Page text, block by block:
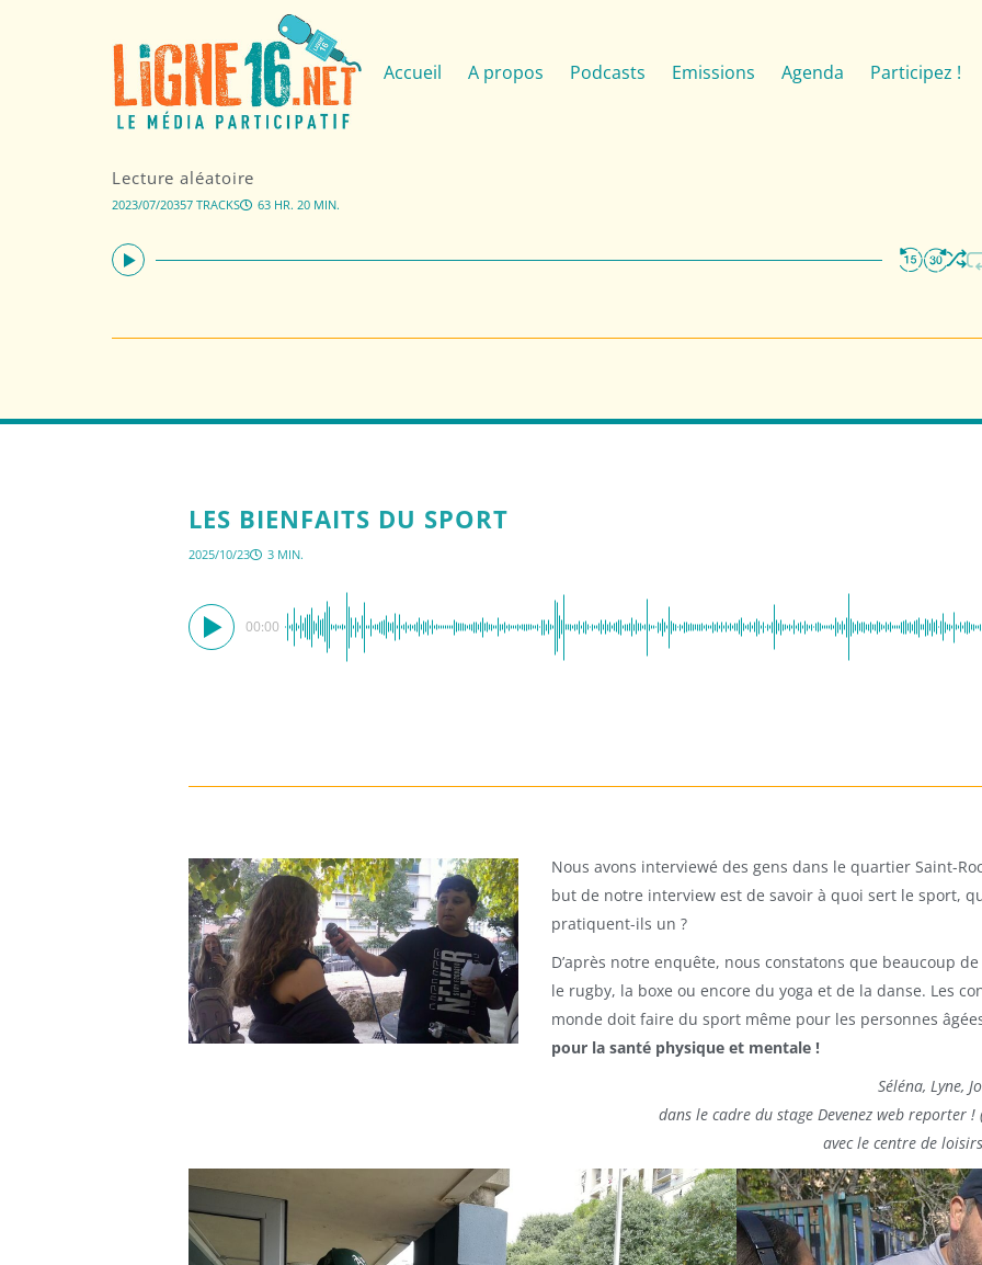
Accueil A propos Podcasts Emissions Agenda Participez !
Lecture aléatoire
2023/07/20357 TRACKS 63 HR. 20 MIN.
LES BIENFAITS DU SPORT
2025/10/23 3 MIN.
00:00
Nous avons interviewé des gens dans le quartier Saint-
but de notre interview est de savoir à quoi sert le sport,
pratiquent-ils un ?
D’après notre enquête, nous constatons que beaucoup
le rugby, la boxe ou encore du yoga et de la danse. Les
monde doit faire du sport même pour les personnes
pour la santé physique et mentale !
Séléna, Lyne,
dans le cadre du stage Devenez web reporter
avec le centre de